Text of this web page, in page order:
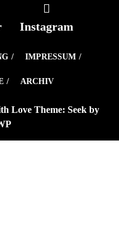
Instagram
IMPRESSUM
ARCHIV
Love Theme: Seek by